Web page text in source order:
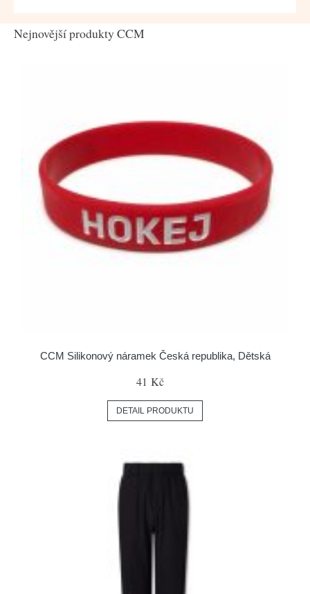
Nejnovější produkty CCM
CCM Silikonový náramek Česká republika, Dětská
41 Kč
DETAIL PRODUKTU